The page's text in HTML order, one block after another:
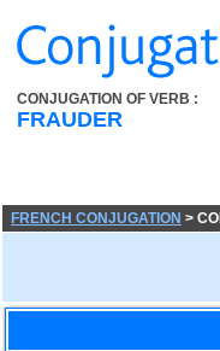
CONJUGATION OF VERB :
FRAUDER
FRENCH CONJUGATION >